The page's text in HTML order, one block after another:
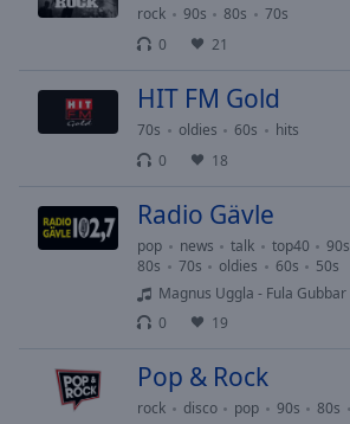
Opacity
rock 90s 80s
70s
0
21
HIT FM Gold
70s oldies 60s
hits
0
18
Radio Gävle
pop news talk top40 90s
80s
70s oldies 60s
50s
Magnus Uggla - Fula Gubbar
0
19
Pop & Rock
rock disco pop 90s 80s